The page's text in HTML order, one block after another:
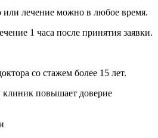
или лечение можно в любое время.
1 часа после принятия заявки.
со стажем более 15 лет.
повышает доверие